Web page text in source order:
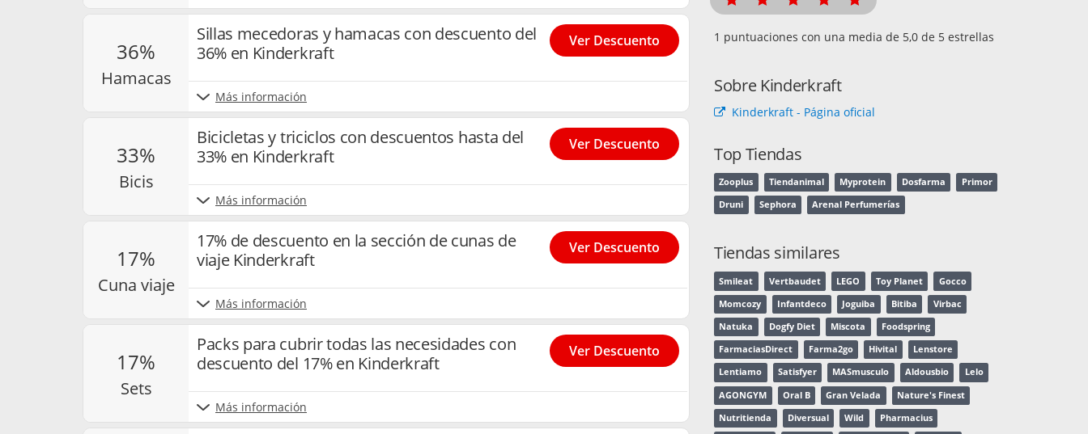
36%
hamacas
Sillas mecedoras y hamacas con descuento del
36% en Kinderkraft
Más información
Ver Descuento
33%
bicis
Bicicletas y triciclos con descuentos hasta del
33% en Kinderkraft
Más información
Ver Descuento
17%
cuna viaje
17% de descuento en la sección de cunas de
viaje Kinderkraft
Más información
Ver Descuento
17%
sets
Packs para cubrir todas las necesidades con
descuento del 17% en Kinderkraft
Más información
Ver Descuento
puntuaciones con una media de de 5 estrellas
Sobre Kinderkraft
Kinderkraft - Página oficial
Top Tiendas
Zooplus Tiendanimal Myprotein Dosfarma Primor
Druni Sephora Arenal Perfumerías
Tiendas similares
Smileat Vertbaudet LEGO Toy Planet Gocco
Momcozy Infantdeco Joguiba Bitiba Virbac
Natuka Dogfy Diet Miscota Foodspring
FarmaciasDirect Farma2go Hivital Lenstore
Lentiamo Satisfyer MASmusculo Aldousbio Lelo
AGONGYM Oral B Gran Velada Nature's Finest
Nutritienda Diversual Wild Pharmacius